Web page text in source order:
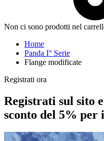
Non ci sono prodotti nel
Home
Panda I° Serie
Flange modificate
Registrati ora
Registrati sul sito
sconto del 5% per